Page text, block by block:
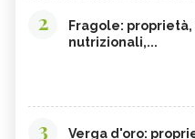
2
Fragole: proprietà,
nutrizionali,...
3
Verga d'oro: